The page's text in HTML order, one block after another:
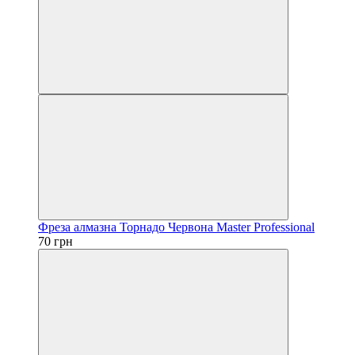
Фреза алмазна Торнадо Червона Master Professional
70 грн